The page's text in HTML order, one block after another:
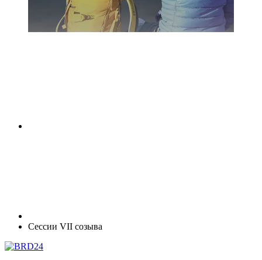
Сессии VII созыва